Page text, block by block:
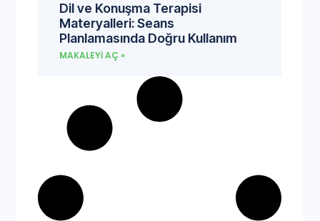
Dil ve Konuşma Terapisi
Materyalleri: Seans
Planlamasında Doğru Kullanım
MAKALEYI AÇ »